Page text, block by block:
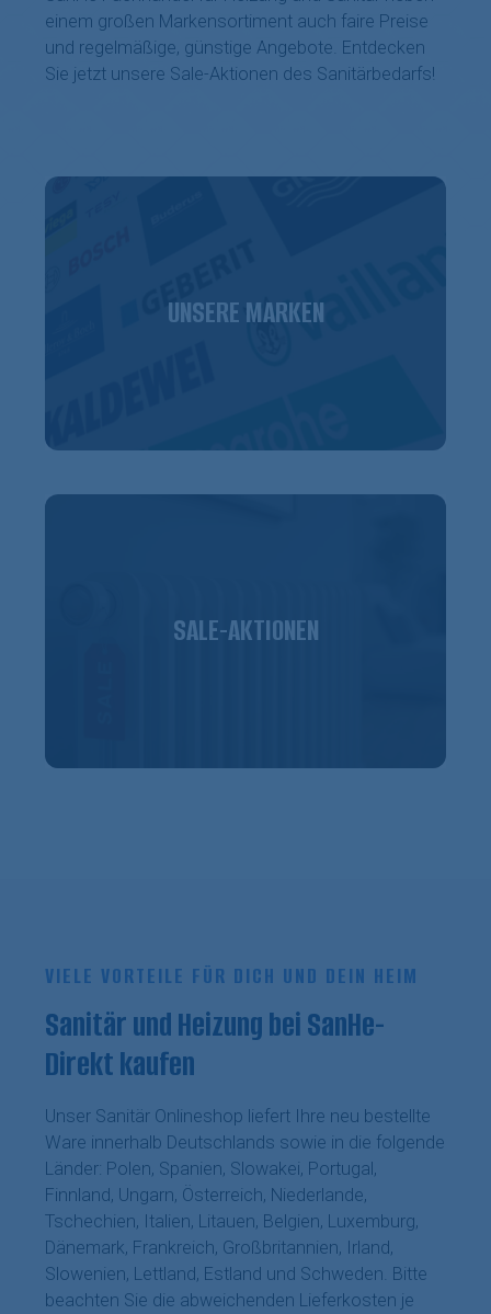
einem großen Markensortiment auch faire Preise
und regelmäßige, günstige Angebote. Entdecken
Sie jetzt unsere Sale-Aktionen des Sanitärbedarfs!
UNSERE MARKEN
SALE-AKTIONEN
VIELE VORTEILE FÜR DICH UND DEIN HEIM
Sanitär und Heizung bei SanHe-
Direkt kaufen
Unser Sanitär Onlineshop liefert Ihre neu bestellte
Ware innerhalb Deutschlands sowie in die folgende
Länder: Polen, Spanien, Slowakei, Portugal,
Finnland, Ungarn, Österreich, Niederlande,
Tschechien, Italien, Litauen, Belgien, Luxemburg,
Dänemark, Frankreich, Großbritannien, Irland,
Slowenien, Lettland, Estland und Schweden. Bitte
beachten Sie die abweichenden Lieferkosten je